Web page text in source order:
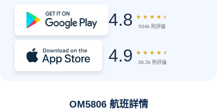
4.8 ★ ★ ★ ★ ★
504k 則評論
4.9 ★ ★ ★ ★ ★
36.2k 則評論
OM5806 航班詳情